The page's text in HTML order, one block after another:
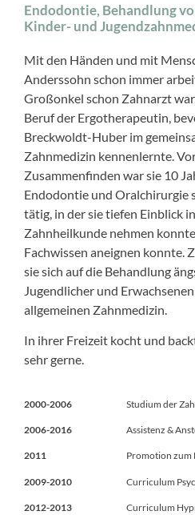
Endodontie, Behandlung
Kinder- und
Mit den Händen und mit
Anderssohn schon immer
Großonkel schon Zahnarzt
Beruf der Ergotherapeutin,
Breckwoldt-Huber im
Zahnmedizin kennenlernte.
Zusammenfinden war sie 10
Endodontie und Oralchirurgie
tätig, in der sie tiefen Einblick
Zahnheilkunde nehmen
Fachwissen aneignen konnte.
sie sich auf die Behandlung
Jugendlicher und
allgemeinen Zahnmedizin.
In ihrer Freizeit kocht und
sehr gerne.
2000-2006
2006-2016
2011
2009-2010
2012-2013
Studium der
Assistenz &
Promotion zum
Curriculum
Curriculum